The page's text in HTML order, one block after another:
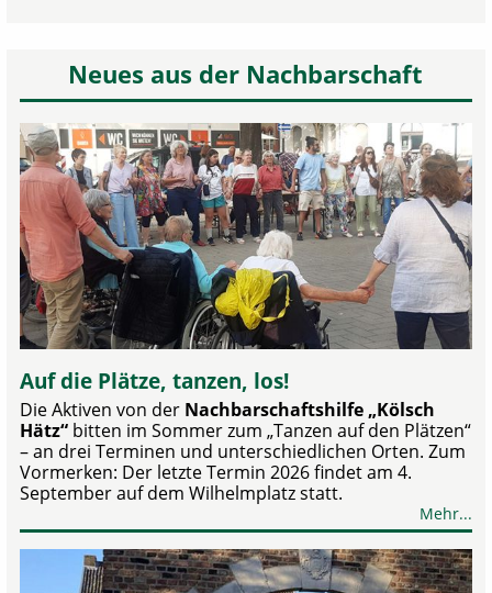
Neues aus der Nachbarschaft
Auf die Plätze, tanzen, los!
Die Aktiven von der Nachbarschaftshilfe „Kölsch
Hätz“ bitten im Sommer zum „Tanzen auf den Plätzen“
– an drei Terminen und unterschiedlichen Orten. Zum
Vormerken: Der letzte Termin 2026 findet am 4.
September auf dem Wilhelmplatz statt.
Mehr...